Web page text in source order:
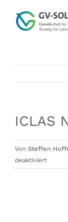
Inhalt
springen
Start
GV-SOLAS
ICLAS
Von Steffen
deaktiviertfür
ICLAS